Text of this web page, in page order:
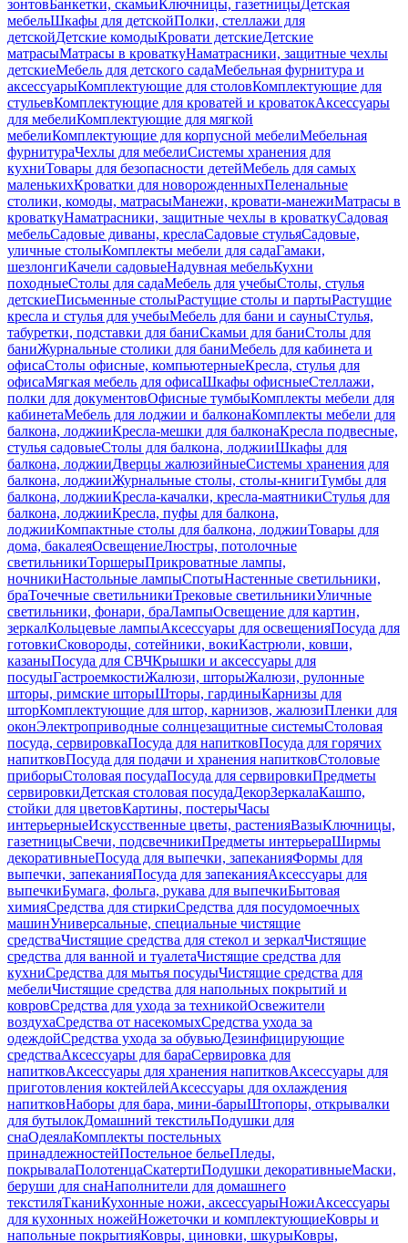
зонтовБанкетки, скамьиКлючницы, газетницыДетская
мебельШкафы для детскойПолки, стеллажи для
детскойДетские комодыКровати детскиеДетские
матрасыМатрасы в кроваткуНаматрасники, защитные чехлы
детскиеМебель для детского садаМебельная фурнитура и
аксессуарыКомплектующие для столовКомплектующие для
стульевКомплектующие для кроватей и кроватокАксессуары
для мебелиКомплектующие для мягкой
мебелиКомплектующие для корпусной мебелиМебельная
фурнитураЧехлы для мебелиСистемы хранения для
кухниТовары для безопасности детейМебель для самых
маленькихКроватки для новорожденныхПеленальные
столики, комоды, матрасыМанежи, кровати-манежиМатрасы в
кроваткуНаматрасники, защитные чехлы в кроваткуСадовая
мебельСадовые диваны, креслаСадовые стульяСадовые,
уличные столыКомплекты мебели для садаГамаки,
шезлонгиКачели садовыеНадувная мебельКухни
походныеСтолы для садаМебель для учебыСтолы, стулья
детскиеПисьменные столыРастущие столы и партыРастущие
кресла и стулья для учебыМебель для бани и сауныСтулья,
табуретки, подставки для баниСкамьи для баниСтолы для
баниЖурнальные столики для баниМебель для кабинета и
офисаСтолы офисные, компьютерныеКресла, стулья для
офисаМягкая мебель для офисаШкафы офисныеСтеллажи,
полки для документовОфисные тумбыКомплекты мебели для
кабинетаМебель для лоджии и балконаКомплекты мебели для
балкона, лоджииКресла-мешки для балконаКресла подвесные,
стулья садовыеСтолы для балкона, лоджииШкафы для
балкона, лоджииДверцы жалюзийныеСистемы хранения для
балкона, лоджииЖурнальные столы, столы-книгиТумбы для
балкона, лоджииКресла-качалки, кресла-маятникиСтулья для
балкона, лоджииКресла, пуфы для балкона,
лоджииКомпактные столы для балкона, лоджииТовары для
дома, бакалеяОсвещениеЛюстры, потолочные
светильникиТоршерыПрикроватные лампы,
ночникиНастольные лампыСпотыНастенные светильники,
браТочечные светильникиТрековые светильникиУличные
светильники, фонари, браЛампыОсвещение для картин,
зеркалКольцевые лампыАксессуары для освещенияПосуда для
готовкиСковороды, сотейники, вокиКастрюли, ковши,
казаныПосуда для СВЧКрышки и аксессуары для
посудыГастроемкостиЖалюзи, шторыЖалюзи, рулонные
шторы, римские шторыШторы, гардиныКарнизы для
шторКомплектующие для штор, карнизов, жалюзиПленки для
оконЭлектроприводные солнцезащитные системыСтоловая
посуда, сервировкаПосуда для напитковПосуда для горячих
напитковПосуда для подачи и хранения напитковСтоловые
приборыСтоловая посудаПосуда для сервировкиПредметы
сервировкиДетская столовая посудаДекорЗеркалаКашпо,
стойки для цветовКартины, постерыЧасы
интерьерныеИскусственные цветы, растенияВазыКлючницы,
газетницыСвечи, подсвечникиПредметы интерьераШирмы
декоративныеПосуда для выпечки, запеканияФормы для
выпечки, запеканияПосуда для запеканияАксессуары для
выпечкиБумага, фольга, рукава для выпечкиБытовая
химияСредства для стиркиСредства для посудомоечных
машинУниверсальные, специальные чистящие
средстваЧистящие средства для стекол и зеркалЧистящие
средства для ванной и туалетаЧистящие средства для
кухниСредства для мытья посудыЧистящие средства для
мебелиЧистящие средства для напольных покрытий и
ковровСредства для ухода за техникойОсвежители
воздухаСредства от насекомыхСредства ухода за
одеждойСредства ухода за обувьюДезинфицирующие
средстваАксессуары для бараСервировка для
напитковАксессуары для хранения напитковАксессуары для
приготовления коктейлейАксессуары для охлаждения
напитковНаборы для бара, мини-барыШтопоры, открывалки
для бутылокДомашний текстильПодушки для
снаОдеялаКомплекты постельных
принадлежностейПостельное бельеПледы,
покрывалаПолотенцаСкатертиПодушки декоративныеМаски,
беруши для снаНаполнители для домашнего
текстиляТканиКухонные ножи, аксессуарыНожиАксессуары
для кухонных ножейНожеточки и комплектующиеКовры и
напольные покрытияКовры, циновки, шкурыКовры,